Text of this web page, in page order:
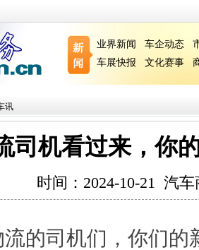
业界新闻 车企动态
车展快报
文化赛事
讯
司机看过来，你
时间：2024-10-21 汽车
流的司机们，你们的